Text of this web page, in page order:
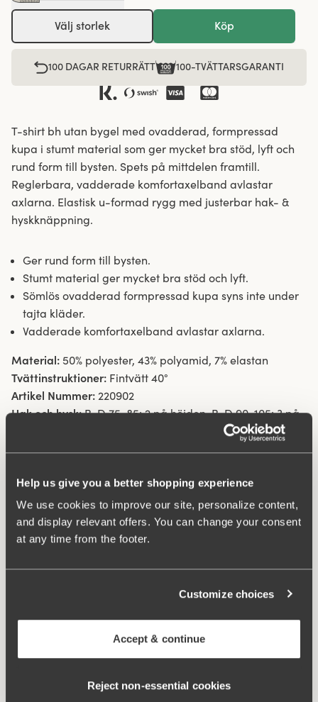
Help us give you a better shopping experience
We use cookies to improve our site, personalize content,
and display relevant offers. You can change your consent
at any time from the footer.
Customize choices
Accept & continue
Reject non‑essential cookies
Välj storlek Köp
100 DAGAR RETURRÄTT 100-TVÄTTARSGARANTI
T-shirt bh utan bygel med ovadderad, formpressad
kupa i stumt material som ger mycket bra stöd, lyft och
rund form till bysten. Spets på mittdelen framtill.
Reglerbara, vadderade komfortaxelband avlastar
axlarna. Elastisk u-formad rygg med justerbar hak- &
hyskknäppning.
Ger rund form till bysten.
Stumt material ger mycket bra stöd och lyft.
Sömlös ovadderad formpressad kupa syns inte under
tajta kläder.
Vadderade komfortaxelband avlastar axlarna.
Material: 50% polyester, 43% polyamid, 7% elastan
Tvättinstruktioner: Fintvätt 40°
Artikel Nummer: 220902
Hak och hysk: B-D 75-85: 2 på höjden. B-D 90-105: 3 på
Vad gör den så bekväm?
Komfortaxelband